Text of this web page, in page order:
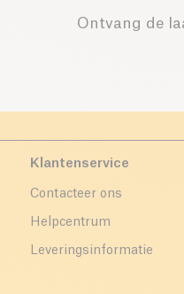
Ontvang de
Klantenservice
Contacteer ons
Helpcentrum
Leveringsinformatie